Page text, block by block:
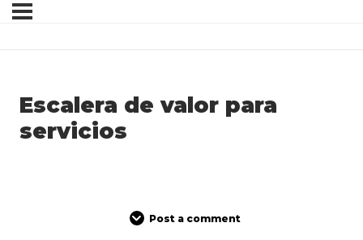
Escalera de valor para
servicios
Post a comment